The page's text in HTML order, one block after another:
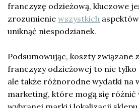
franczyzę odzieżową, kluczowe
zrozumienie wszystkich
uniknąć niespodzianek.
Podsumowując, koszty związane
franczyzy odzieżowej to nie tylko
ale także różnorodne wydatki na
marketing, które mogą się różnić